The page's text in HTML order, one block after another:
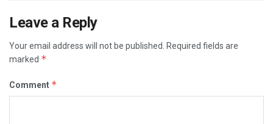
Leave a Reply
Your email address will not be published. Required fields are
marked *
Comment *